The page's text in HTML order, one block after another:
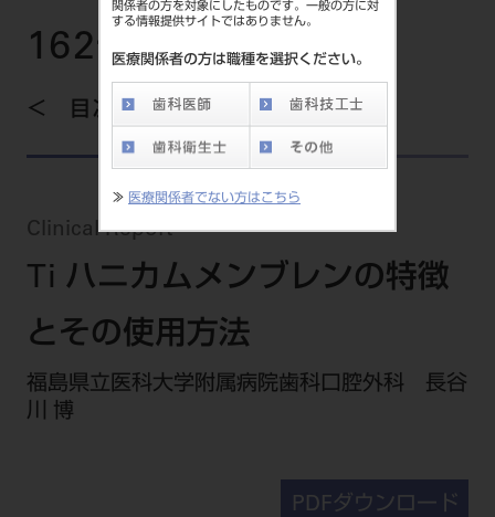
関係者の方を対象にしたものです。一般の方に対
する情報提供サイトではありません。
医療関係者の方は職種を選択ください。
≫ 医療関係者でない方はこちら
162号 AUTUMN
目次を見る
Clinical Report
Ti ハニカムメンブレンの特徴
とその使用方法
福島県立医科大学附属病院歯科口腔外科 長谷
川 博
PDFダウンロード
ご開業について
MORITA With
製品情報
製品情報トップ
製品カテゴリ
チェア・ユニット
X線撮影装置・器具関連
レーザー装置関連
お客様相談センター
製品サポート情報
製品から探す
セミナー・イベント
全てのセミナー・イベント
歯科医師
開業支援
One to One Club
モリタ友の会